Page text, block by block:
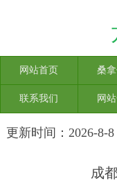
网站首页 桑
联系我们 网
更新时间：2026-8-
成